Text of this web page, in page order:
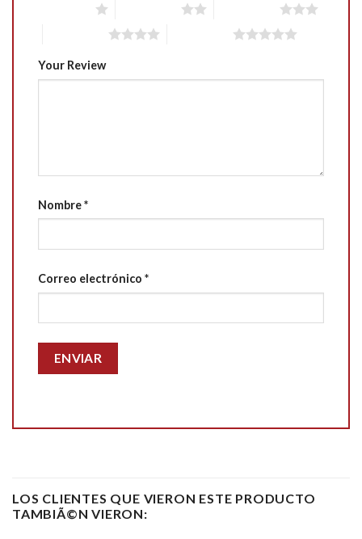
Your Review
Nombre*
Correo electrónico *
LOS CLIENTES QUE VIERON ESTE PRODUCTO
TAMBIÃ©N VIERON: